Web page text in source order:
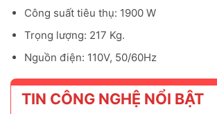
Công suất tiêu thụ: 1900 W
Trọng lượng: 217 Kg.
Nguồn điện: 110V, 50/60Hz
TIN CÔNG NGHỆ NỔI BẬT